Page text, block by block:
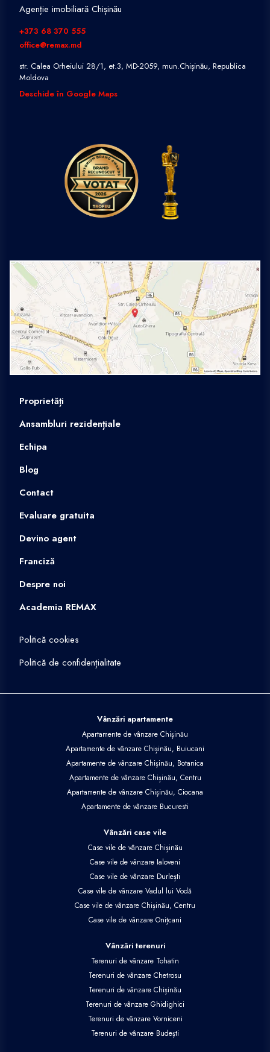
Agenție imobiliară Chișinău
+373 68 370 555
office@remax.md
str. Calea Orheiului 28/1, et.3, MD-2059, mun.Chișinău, Republica
Moldova
Deschide în Google Maps
Proprietăți
Ansambluri rezidențiale
Echipa
Blog
Contact
Evaluare gratuita
Devino agent
Franciză
Despre noi
Academia REMAX
Politică cookies
Politică de confidențialitate
Vânzări apartamente
Apartamente de vânzare Chișinău
Apartamente de vânzare Chișinău, Buiucani
Apartamente de vânzare Chișinău, Botanica
Apartamente de vânzare Chișinău, Centru
Apartamente de vânzare Chișinău, Ciocana
Apartamente de vânzare Bucuresti
Vânzări case vile
Case vile de vânzare Chișinău
Case vile de vânzare Ialoveni
Case vile de vânzare Durlești
Case vile de vânzare Vadul lui Vodă
Case vile de vânzare Chișinău, Centru
Case vile de vânzare Onițcani
Vânzări terenuri
Terenuri de vânzare Tohatin
Terenuri de vânzare Chetrosu
Terenuri de vânzare Chișinău
Terenuri de vânzare Ghidighici
Terenuri de vânzare Vorniceni
Terenuri de vânzare Budești